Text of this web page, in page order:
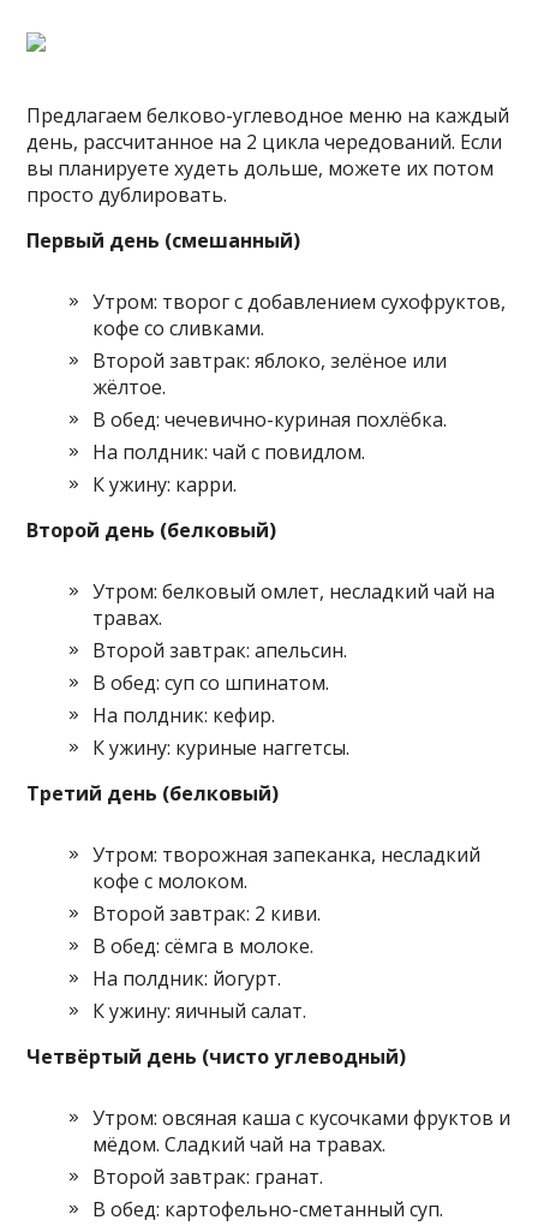
Предлагаем белково-углеводное меню на каждый
день, рассчитанное на 2 цикла чередований. Если
вы планируете худеть дольше, можете их потом
просто дублировать.
Первый день (смешанный)
Утром: творог с добавлением сухофруктов,
кофе со сливками.
Второй завтрак: яблоко, зелёное или
жёлтое.
В обед: чечевично-куриная похлёбка.
На полдник: чай с повидлом.
К ужину: карри.
Второй день (белковый)
Утром: белковый омлет, несладкий чай на
травах.
Второй завтрак: апельсин.
В обед: суп со шпинатом.
На полдник: кефир.
К ужину: куриные наггетсы.
Третий день (белковый)
Утром: творожная запеканка, несладкий
кофе с молоком.
Второй завтрак: 2 киви.
В обед: сёмга в молоке.
На полдник: йогурт.
К ужину: яичный салат.
Четвёртый день (чисто углеводный)
Утром: овсяная каша с кусочками фруктов и
мёдом. Сладкий чай на травах.
Второй завтрак: гранат.
В обед: картофельно-сметанный суп.